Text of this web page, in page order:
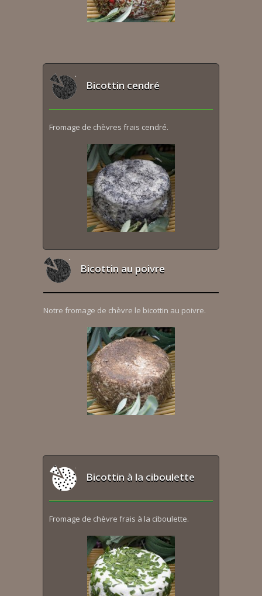
Bicottin cendré
Fromage de chèvres frais cendré.
Bicottin au poivre
Notre fromage de chèvre le bicottin au poivre.
Bicottin à la ciboulette
Fromage de chèvre frais à la ciboulette.